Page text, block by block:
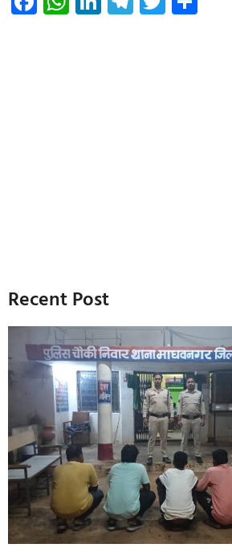
Recent Post